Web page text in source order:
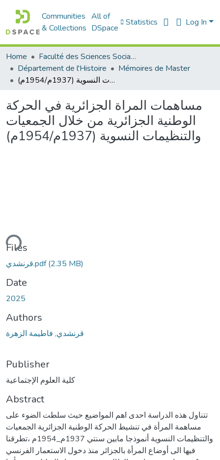
Communities
& Collections
All of
DSpace
Statistics Log In
Home
Faculté des Sciences Sociales
Département de l'Histoire
Mémoires de Master
مساهمات المراة الجزائرية في الحركة الوطنية الجزائرية من خلال الجمعيات والتنظيمات النسوية (1937م/1954م)
مساهمات المراة الجزائرية في الحركة
الوطنية الجزائرية من خلال الجمعيات
والتنظيمات النسوية (1937م/1954م)
Files
قرنشدي.pdf(2.35 MB)
Date
2025
Authors
قرنشدي, فاطيمة الزهرة
Publisher
كلية العلوم الإجتماعية
Abstract
تتناول هذه الدراسة احدى اهم المواضيع حيث سلطت الضوء على
مساهمة المرأة في تنشيط الحركة الوطنية الجزائرية الجمعيات
والتنظيمات النسوية أنموذجا مابين سنتي 1937م_1954م ،تطرقنا
فيها الى أوضاع المرأة بالجزائر منذ دخول الاستعمار الفرنسي